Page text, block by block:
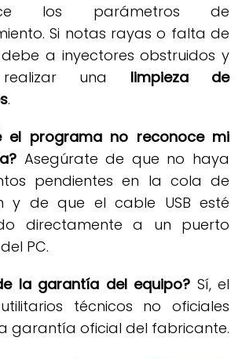
los parámetros de
.Si notas rayas o falta de
a inyectores obstruidos y
una limpieza de
.
el programa no reconoce mi
Asegúrate de que no haya
pendientes en la cola de
y de que el cable USB esté
directamente a un puerto
PC.
la garantía del equipo? Sí, el
técnicos no oficiales
garantía oficial del fabricante.